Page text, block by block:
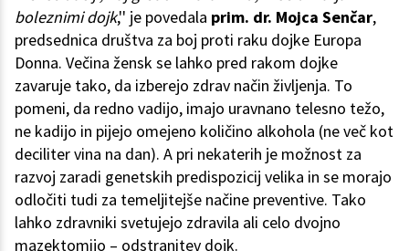
boleznimi dojk,'' je povedala prim. dr. Mojca Senčar,
predsednica društva za boj proti raku dojke Europa
Donna. Večina žensk se lahko pred rakom dojke
zavaruje tako, da izberejo zdrav način življenja. To
pomeni, da redno vadijo, imajo uravnano telesno težo,
ne kadijo in pijejo omejeno količino alkohola (ne več kot
deciliter vina na dan). A pri nekaterih je možnost za
razvoj zaradi genetskih predispozicij velika in se morajo
odločiti tudi za temeljitejše načine preventive. Tako
lahko zdravniki svetujejo zdravila ali celo dvojno
mazektomijo – odstranitev dojk.